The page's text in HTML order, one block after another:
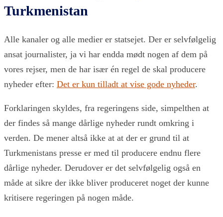
Turkmenistan
Alle kanaler og alle medier er statsejet. Der er selvfølgelig
ansat journalister, ja vi har endda mødt nogen af dem på
vores rejser, men de har især én regel de skal producere
nyheder efter: Det er kun tilladt at vise gode nyheder.
Forklaringen skyldes, fra regeringens side, simpelthen at
der findes så mange dårlige nyheder rundt omkring i
verden. De mener altså ikke at at der er grund til at
Turkmenistans presse er med til producere endnu flere
dårlige nyheder. Derudover er det selvfølgelig også en
måde at sikre der ikke bliver produceret noget der kunne
kritisere regeringen på nogen måde.